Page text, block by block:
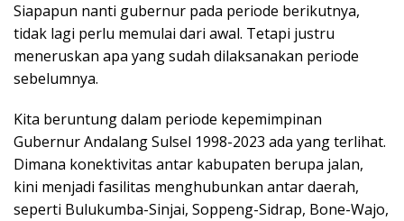
Siapapun nanti gubernur pada periode berikutnya,
tidak lagi perlu memulai dari awal. Tetapi justru
meneruskan apa yang sudah dilaksanakan periode
sebelumnya.
Kita beruntung dalam periode kepemimpinan
Gubernur Andalang Sulsel 1998-2023 ada yang terlihat.
Dimana konektivitas antar kabupaten berupa jalan,
kini menjadi fasilitas menghubunkan antar daerah,
seperti Bulukumba-Sinjai, Soppeng-Sidrap, Bone-Wajo,